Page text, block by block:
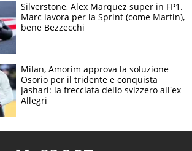
Silverstone, Alex Marquez super in FP1.
Marc lavora per la Sprint (come Martin),
bene Bezzecchi
Milan, Amorim approva la soluzione
Osorio per il tridente e conquista
Jashari: la frecciata dello svizzero all'ex
Allegri